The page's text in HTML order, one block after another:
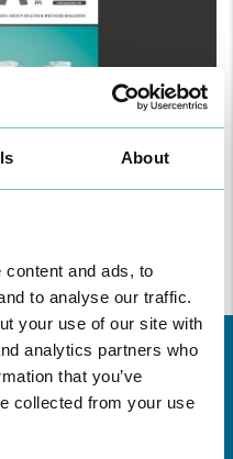
About
and ads, to
to analyse our traffic.
your use of our site with
analytics partners who
that you’ve
collected from your use